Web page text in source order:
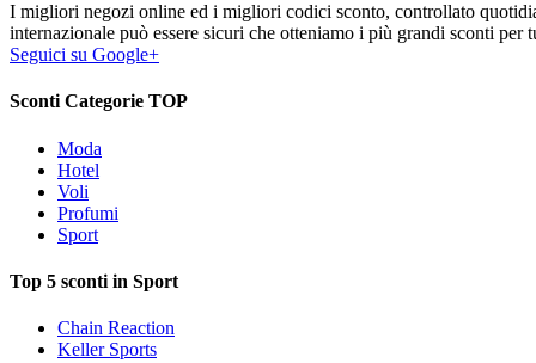
I migliori negozi online ed i migliori codici sconto, controllato
internazionale può essere sicuri che otteniamo i più grandi sconti
Seguici su Google+
Sconti Categorie TOP
Moda
Hotel
Voli
Profumi
Sport
Top 5 sconti in Sport
Chain Reaction
Keller Sports